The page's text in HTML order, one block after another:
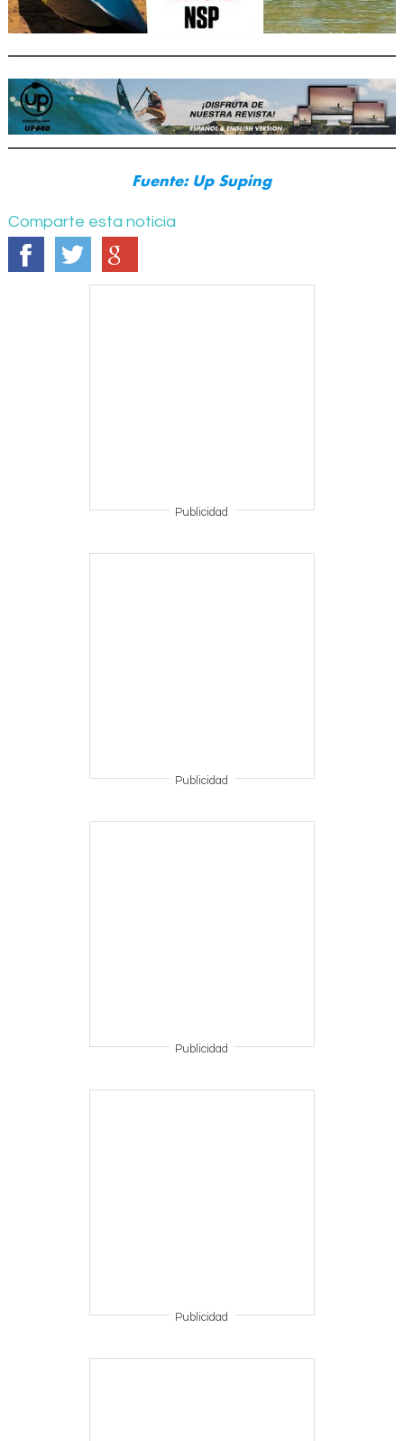
Fuente: Up Suping
Comparte esta noticia
Publicidad
Publicidad
Publicidad
Publicidad